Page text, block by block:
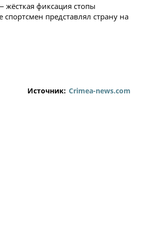
фиксация стопы
представлял страну на
Источник: Crimea-news.com